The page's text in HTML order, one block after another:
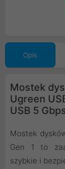
Opis
Mostek
Ugreen
USB 5
Mostek
Gen 1 to
szybkie i